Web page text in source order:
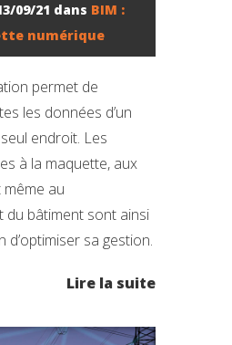
09/21 dans BIM :
numérique
permet de
les données d’un
endroit. Les
à la maquette, aux
au
du bâtiment sont ainsi
d’optimiser sa gestion.
Lire la suite